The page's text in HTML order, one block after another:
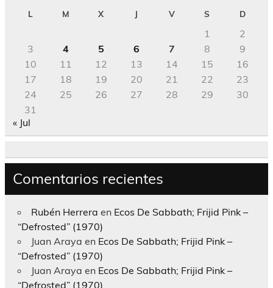
L M X J V S D
1
2
3
4 5 6 7 8
9
10
11 12 13 14 15
16
17
18 19 20 21 22
23
24
25 26 27 28 29
30
31
« Jul
Comentarios recientes
Rubén Herrera en Ecos De Sabbath; Frijid Pink –
“Defrosted” (1970)
Juan Araya en Ecos De Sabbath; Frijid Pink –
“Defrosted” (1970)
Juan Araya en Ecos De Sabbath; Frijid Pink –
“Defrosted” (1970)